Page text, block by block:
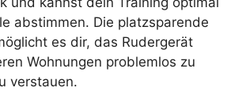
abstimmen. Die platzsparende
es dir, das Rudergerät
Wohnungen problemlos zu
verstauen.